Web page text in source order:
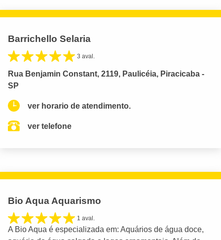
Barrichello Selaria
3 aval.
Rua Benjamin Constant, 2119, Paulicéia, Piracicaba -
SP
ver horario de atendimento.
ver telefone
Bio Aqua Aquarismo
1 aval.
A Bio Aqua é especializada em: Aquários de água doce,